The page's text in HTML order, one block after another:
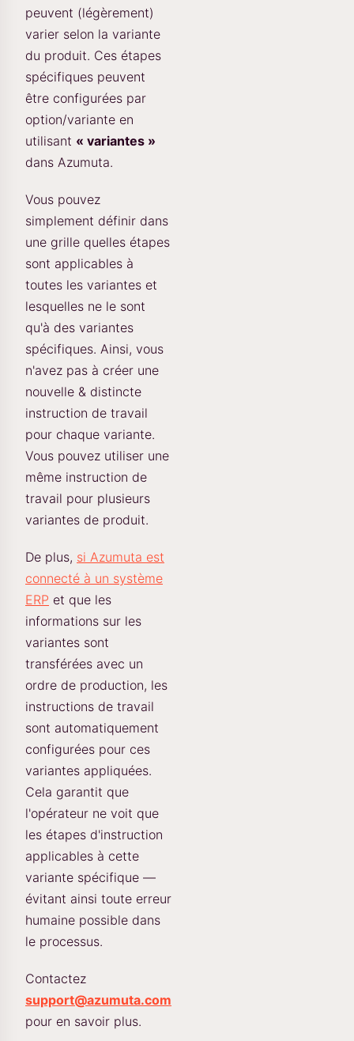
peuvent (légèrement)
varier selon la variante
du produit. Ces étapes
spécifiques peuvent
être configurées par
option/variante en
utilisant « variantes »
dans Azumuta.
Vous pouvez
simplement définir dans
une grille quelles étapes
sont applicables à
toutes les variantes et
lesquelles ne le sont
qu'à des variantes
spécifiques. Ainsi, vous
n'avez pas à créer une
nouvelle & distincte
instruction de travail
pour chaque variante.
Vous pouvez utiliser une
même instruction de
travail pour plusieurs
variantes de produit.
De plus, si Azumuta est
connecté à un système
ERP et que les
informations sur les
variantes sont
transférées avec un
ordre de production, les
instructions de travail
sont automatiquement
configurées pour ces
variantes appliquées.
Cela garantit que
l'opérateur ne voit que
les étapes d'instruction
applicables à cette
variante spécifique —
évitant ainsi toute erreur
humaine possible dans
le processus.
Contactez
support@azumuta.com
pour en savoir plus.